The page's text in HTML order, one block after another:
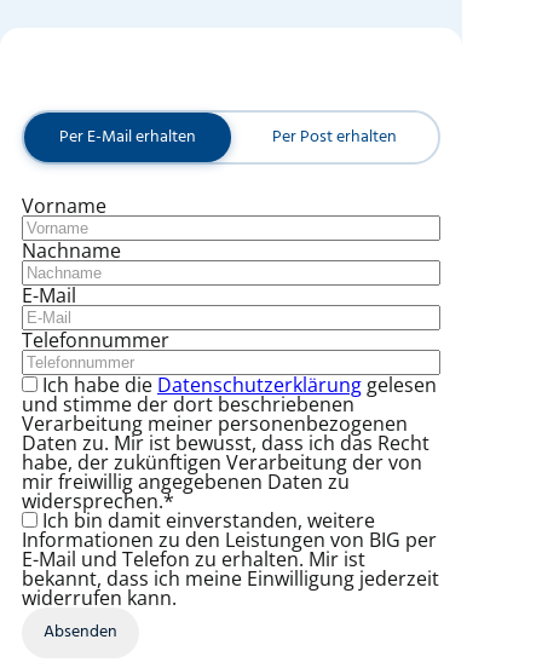
Per E-Mail erhalten Per Post erhalten
Vorname
Nachname
E-Mail
Telefonnummer
Ich habe die Datenschutzerklärung gelesen
und stimme der dort beschriebenen
Verarbeitung meiner personenbezogenen
Daten zu. Mir ist bewusst, dass ich das Recht
habe, der zukünftigen Verarbeitung der von
mir freiwillig angegebenen Daten zu
widersprechen.*
Ich bin damit einverstanden, weitere
Informationen zu den Leistungen von BIG per
E-Mail und Telefon zu erhalten. Mir ist
bekannt, dass ich meine Einwilligung jederzeit
widerrufen kann.